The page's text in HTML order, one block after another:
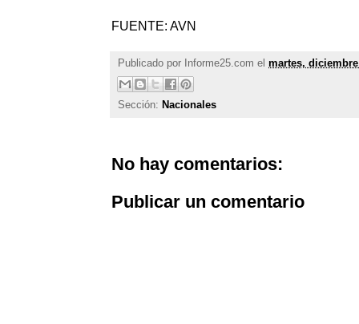
FUENTE: AVN
Publicado por Informe25.com el martes, diciembre
Sección: Nacionales
No hay comentarios:
Publicar un comentario